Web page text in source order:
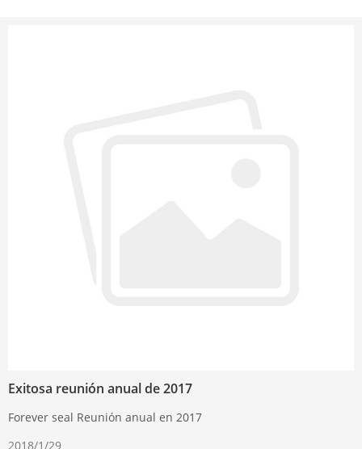
Exitosa reunión anual de 2017
Forever seal Reunión anual en 2017
2018/1/29